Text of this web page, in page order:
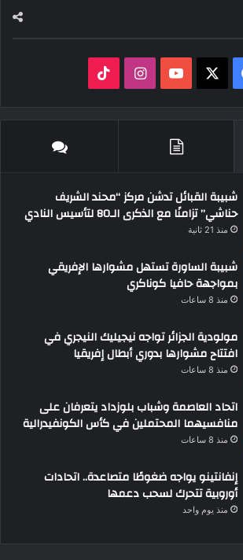
فيسبوك ‫YouTubeانستقرام
شبيبة القبائل تدشن مركز “محند الشريف
حناشي” تزامنًا مع الذكرى الـ80 لتأسيس النادي
منذ 21 ثانية
شبيبة الساورة تستهل مشوارها الإفريقي
بمواجهة حافيا كوناكري
منذ 8 ساعات
مولودية الجزائر تواجه نيجيليك النيجري في
افتتاح مشوارها بدوري أبطال إفريقيا
منذ 8 ساعات
اتحاد العاصمة وشباب بلوزداد يتعرفان على
منافسيهما المحتملين في كأس الكونفيدرالية
منذ 8 ساعات
إنفانتينو يواجه ضغوطًا متصاعدة.. اتحادات
أوروبية تتحرك لسحب دعمها
منذ يوم واحد